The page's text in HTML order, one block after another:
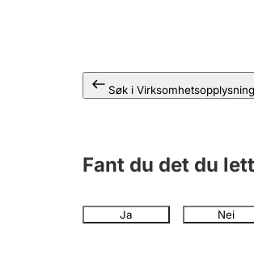
Søk i
Fant du det du
Ja Nei